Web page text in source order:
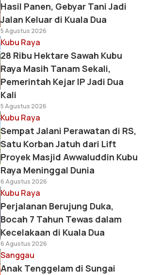
Hasil Panen, Gebyar Tani Jadi
Jalan Keluar di Kuala Dua
5 Agustus 2026
Kubu Raya
28 Ribu Hektare Sawah Kubu
Raya Masih Tanam Sekali,
Pemerintah Kejar IP Jadi Dua
Kali
5 Agustus 2026
Kubu Raya
Sempat Jalani Perawatan di RS,
Satu Korban Jatuh dari Lift
Proyek Masjid Awwaluddin Kubu
Raya Meninggal Dunia
6 Agustus 2026
Kubu Raya
Perjalanan Berujung Duka,
Bocah 7 Tahun Tewas dalam
Kecelakaan di Kuala Dua
6 Agustus 2026
Sanggau
Anak Tenggelam di Sungai